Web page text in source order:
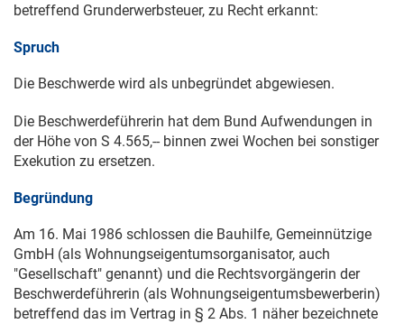
betreffend Grunderwerbsteuer, zu Recht erkannt:
Spruch
Die Beschwerde wird als unbegründet abgewiesen.
Die Beschwerdeführerin hat dem Bund Aufwendungen in
der Höhe von S 4.565,-- binnen zwei Wochen bei sonstiger
Exekution zu ersetzen.
Begründung
Am 16. Mai 1986 schlossen die Bauhilfe, Gemeinnützige
GmbH (als Wohnungseigentumsorganisator, auch
"Gesellschaft" genannt) und die Rechtsvorgängerin der
Beschwerdeführerin (als Wohnungseigentumsbewerberin)
betreffend das im Vertrag in § 2 Abs. 1 näher bezeichnete